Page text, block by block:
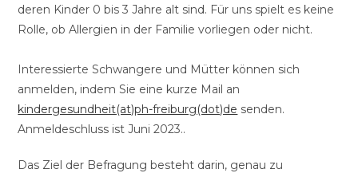
deren Kinder 0 bis 3 Jahre alt sind. Für uns spielt es keine
Rolle, ob Allergien in der Familie vorliegen oder nicht.
Interessierte Schwangere und Mütter können sich
anmelden, indem Sie eine kurze Mail an
kindergesundheit(at)ph-freiburg(dot)de senden.
Anmeldeschluss ist Juni 2023..
Das Ziel der Befragung besteht darin, genau zu